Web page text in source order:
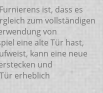
ist, dass es
zum vollständigen
von
eine alte Tür hast,
kann eine neue
und
erheblich